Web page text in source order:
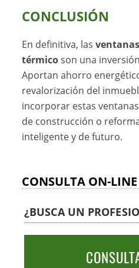
CONCLUSIÓN
En definitiva, las
térmicoson una
Aportan ahorro
revalorización del
incorporar estas
de construcción o
inteligente y de futuro.
CONSULTA ON-LINE
¿BUSCA UN